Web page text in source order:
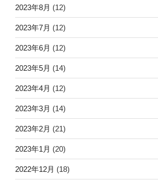
2023年8月 (12)
2023年7月 (12)
2023年6月 (12)
2023年5月 (14)
2023年4月 (12)
2023年3月 (14)
2023年2月 (21)
2023年1月 (20)
2022年12月 (18)